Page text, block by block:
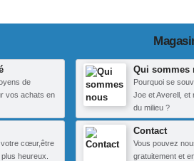
de
vos achats en
votre cœur,être
heureux.
Qui sommes
Pourquoi se
Joe et Averell, et
du milieu ?
Contact
Vous pouvez
gratuitement et